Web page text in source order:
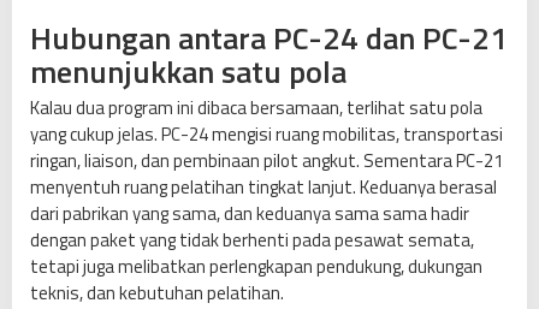
Hubungan antara PC-24 dan PC-21
menunjukkan satu pola
Kalau dua program ini dibaca bersamaan, terlihat satu pola
yang cukup jelas. PC-24 mengisi ruang mobilitas, transportasi
ringan, liaison, dan pembinaan pilot angkut. Sementara PC-21
menyentuh ruang pelatihan tingkat lanjut. Keduanya berasal
dari pabrikan yang sama, dan keduanya sama sama hadir
dengan paket yang tidak berhenti pada pesawat semata,
tetapi juga melibatkan perlengkapan pendukung, dukungan
teknis, dan kebutuhan pelatihan.